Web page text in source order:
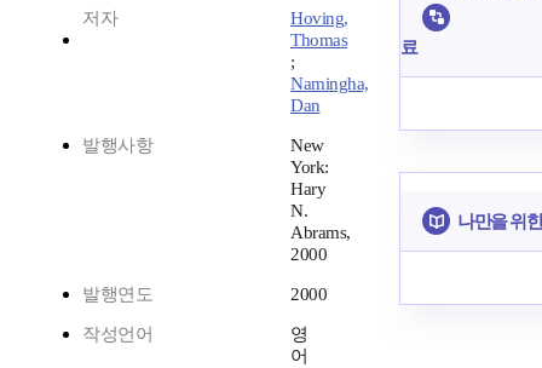
저자
Hoving,
Thomas
;
Namingha,
Dan
발행사항
New
York:
Hary
N.
Abrams,
2000
발행연도 2000
작성언어
영
어
료
나만을 위